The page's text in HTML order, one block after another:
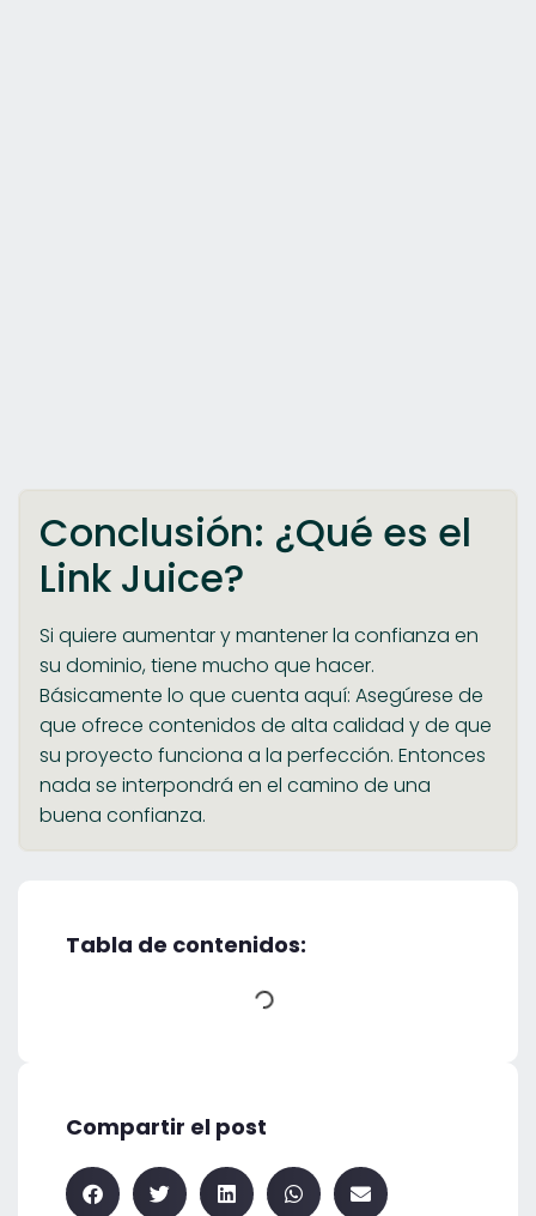
Conclusión: ¿Qué es el
Link Juice?
Si quiere aumentar y mantener la confianza en
su dominio, tiene mucho que hacer.
Básicamente lo que cuenta aquí: Asegúrese de
que ofrece contenidos de alta calidad y de que
su proyecto funciona a la perfección. Entonces
nada se interpondrá en el camino de una
buena confianza.
Tabla de contenidos:
Compartir el post